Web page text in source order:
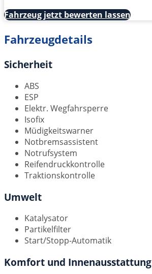
Fahrzeug jetzt bewerten lassen
Fahrzeugdetails
Sicherheit
ABS
ESP
Elektr. Wegfahrsperre
Isofix
Müdigkeitswarner
Notbremsassistent
Notrufsystem
Reifendruckkontrolle
Traktionskontrolle
Umwelt
Katalysator
Partikelfilter
Start/Stopp-Automatik
Komfort und Innenausstattung